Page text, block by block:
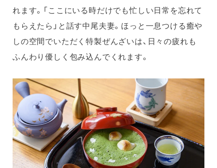
れます。「ここにいる時だけでも忙しい日常を忘れて
もらえたら」と話す中尾夫妻。ほっと一息つける癒や
しの空間でいただく特製ぜんざいは、日々の疲れも
ふんわり優しく包み込んでくれます。